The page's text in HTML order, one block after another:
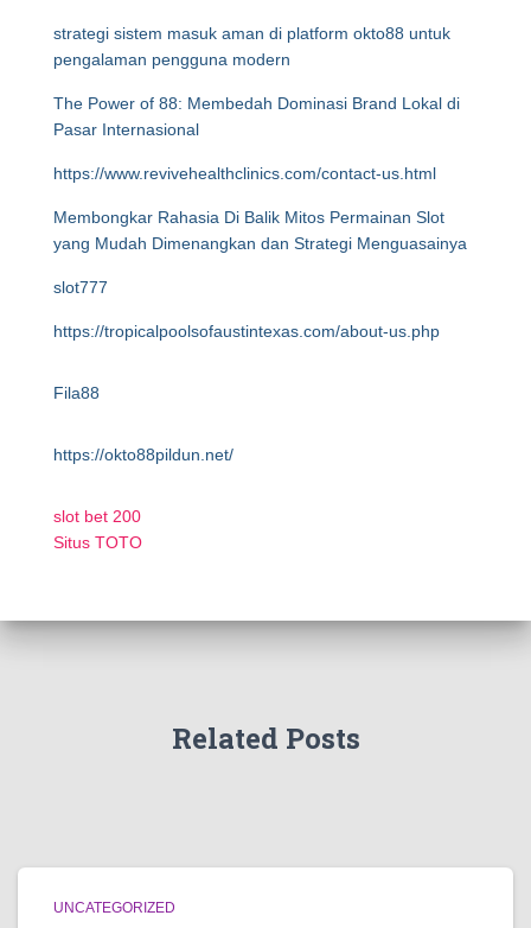
strategi sistem masuk aman di platform okto88 untuk
pengalaman pengguna modern
The Power of 88: Membedah Dominasi Brand Lokal di
Pasar Internasional
https://www.revivehealthclinics.com/contact-us.html
Membongkar Rahasia Di Balik Mitos Permainan Slot
yang Mudah Dimenangkan dan Strategi Menguasainya
slot777
https://tropicalpoolsofaustintexas.com/about-us.php
Fila88
https://okto88pildun.net/
slot bet 200
Situs TOTO
Related Posts
UNCATEGORIZED